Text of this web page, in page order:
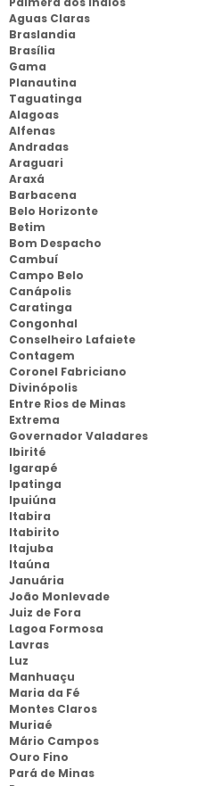
Aguas Claras
Braslandia
Brasília
Gama
Planautina
Taguatinga
Alagoas
Alfenas
Andradas
Araguari
Araxá
Barbacena
Belo Horizonte
Betim
Bom Despacho
Cambuí
Campo Belo
Canápolis
Caratinga
Congonhal
Conselheiro Lafaiete
Contagem
Coronel Fabriciano
Divinópolis
Entre Rios de Minas
Extrema
Governador Valadares
Ibirité
Igarapé
Ipatinga
Ipuiúna
Itabira
Itabirito
Itajuba
Itaúna
Januária
João Monlevade
Juiz de Fora
Lagoa Formosa
Lavras
Luz
Manhuaçu
Maria da Fé
Montes Claros
Muriaé
Mário Campos
Ouro Fino
Pará de Minas